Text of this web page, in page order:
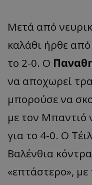
Μετά από
καλάθι ήρθε
το 2-0. Ο
να αποχωρεί
μπορούσε να
με τον Μπαντιό
για το 4-0. Ο
Βαλένθια
«επτάστερο», με